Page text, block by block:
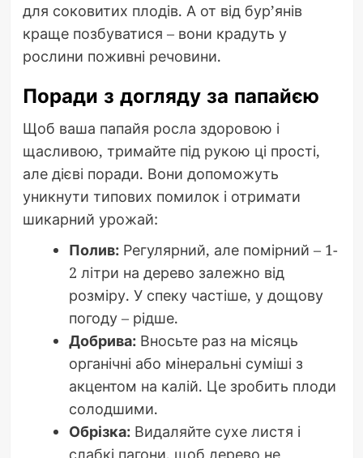
для соковитих плодів. А от від бур’янів
краще позбуватися – вони крадуть у
рослини поживні речовини.
Поради з догляду за папайєю
Щоб ваша папайя росла здоровою і
щасливою, тримайте під рукою ці прості,
але дієві поради. Вони допоможуть
уникнути типових помилок і отримати
шикарний урожай:
Полив:Регулярний, але помірний – 1-
2 літри на дерево залежно від
розміру. У спеку частіше, у дощову
погоду – рідше.
Добрива:Вносьте раз на місяць
органічні або мінеральні суміші з
акцентом на калій. Це зробить плоди
солодшими.
Обрізка:Видаляйте сухе листя і